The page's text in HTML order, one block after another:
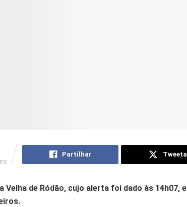
Partilhar
Velha de Ródão, cujo alerta foi dado às